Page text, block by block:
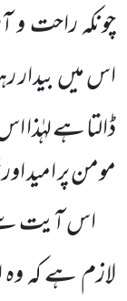
چونکہ راحت
اس میں بیدار
ڈالتا ہے لہٰذا
مومن پر امید
اس آیت سے
لازم ہے کہ